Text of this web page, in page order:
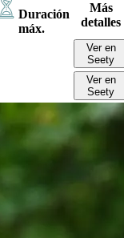
Duración
máx.
Más
detalles
Ver en
Seety
Ver en
Seety